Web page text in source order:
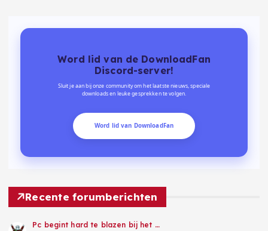
Word lid van de DownloadFan
Discord-server!
Sluit je aan bij onze community om het laatste nieuws, speciale
downloads en leuke gesprekken te volgen.
Word lid van DownloadFan
Recente forumberichten
Pc begint hard te blazen bij het …